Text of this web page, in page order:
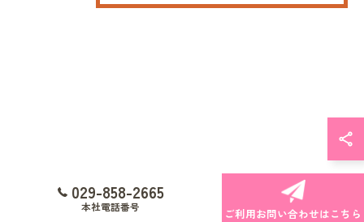
029-858-2665
本社電話番号
ご利用お問い合わせはこちら